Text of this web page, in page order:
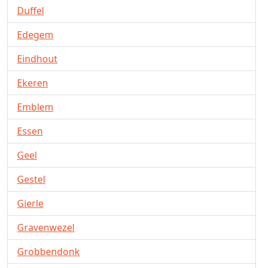
Duffel
Edegem
Eindhout
Ekeren
Emblem
Essen
Geel
Gestel
Gierle
Gravenwezel
Grobbendonk